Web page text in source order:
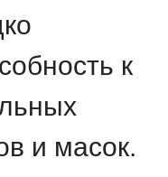
к
и масок.